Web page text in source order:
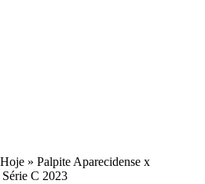
» Palpite Aparecidense x
C 2023